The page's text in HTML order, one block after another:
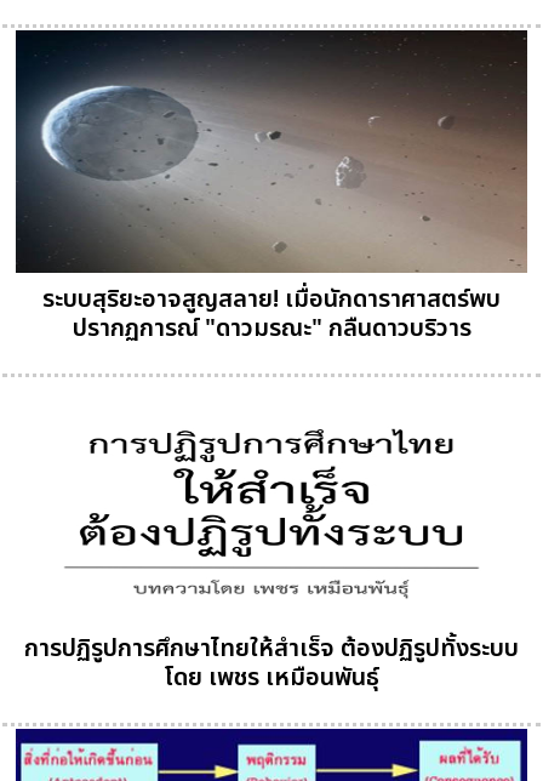
ระบบสุริยะอาจสูญสลาย! เมื่อนักดาราศาสตร์พบ
ปรากฏการณ์ "ดาวมรณะ" กลืนดาวบริวาร
การปฏิรูปการศึกษาไทยให้สำเร็จ ต้องปฏิรูปทั้งระบบ
โดย เพชร เหมือนพันธุ์